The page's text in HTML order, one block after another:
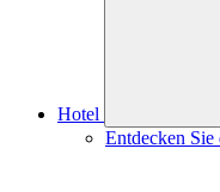
Hotel
Entdecken Sie